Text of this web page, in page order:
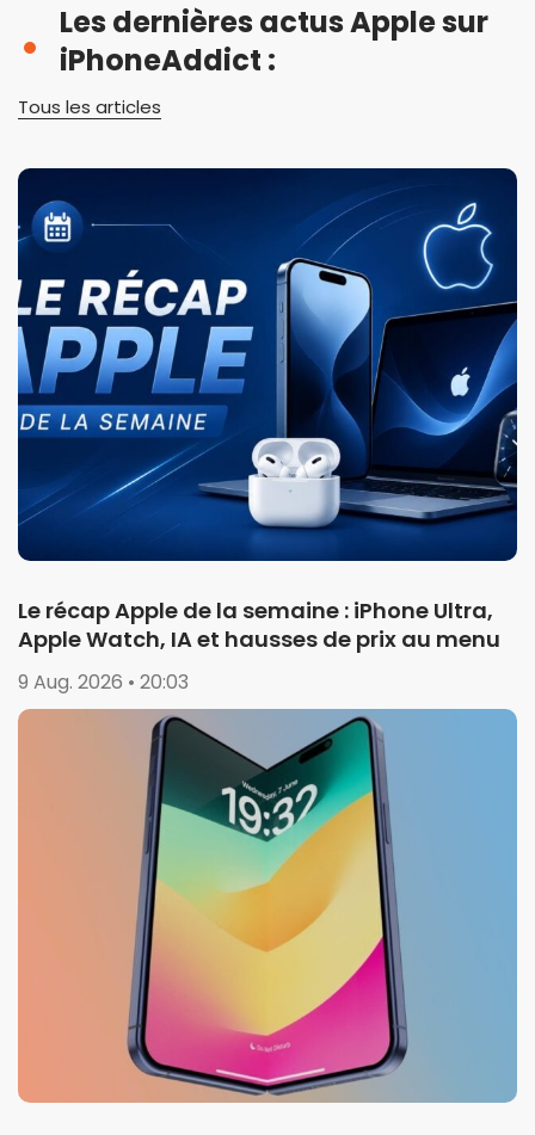
Les dernières actus Apple sur
iPhoneAddict :
Tous les articles
Le récap Apple de la semaine : iPhone Ultra,
Apple Watch, IA et hausses de prix au menu
9 Aug. 2026 • 20:03